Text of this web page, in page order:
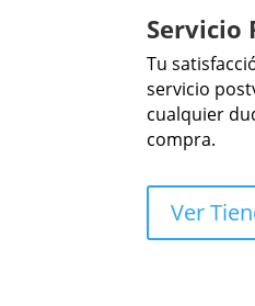
Servicio
Tu
servicio
cualquier
compra.
Ver